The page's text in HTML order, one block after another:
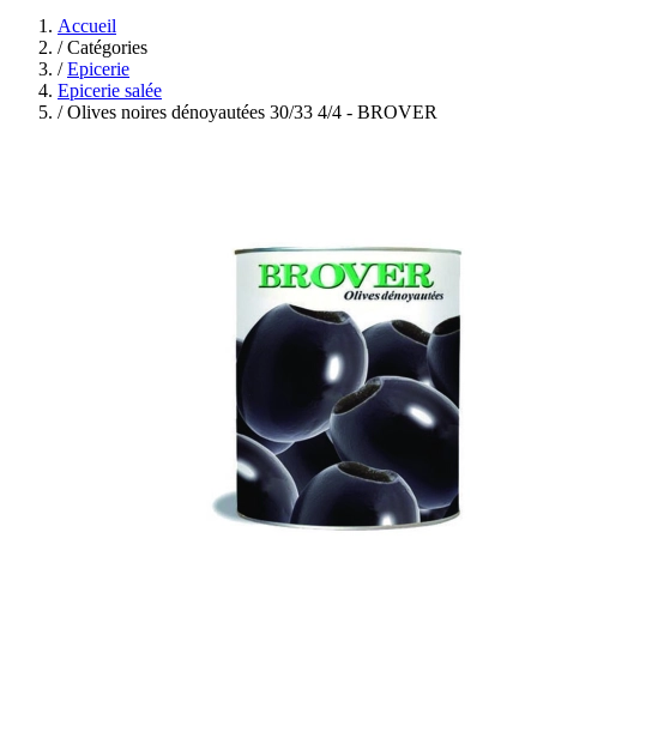
Accueil
/Catégories
/ Epicerie
Epicerie salée
/Olives noires dénoyautées 30/33 4/4 - BROVER